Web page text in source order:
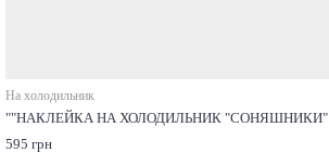
На холодильник
""НАКЛЕЙКА НА ХОЛОДИЛЬНИК "СОНЯШНИКИ"
595 грн